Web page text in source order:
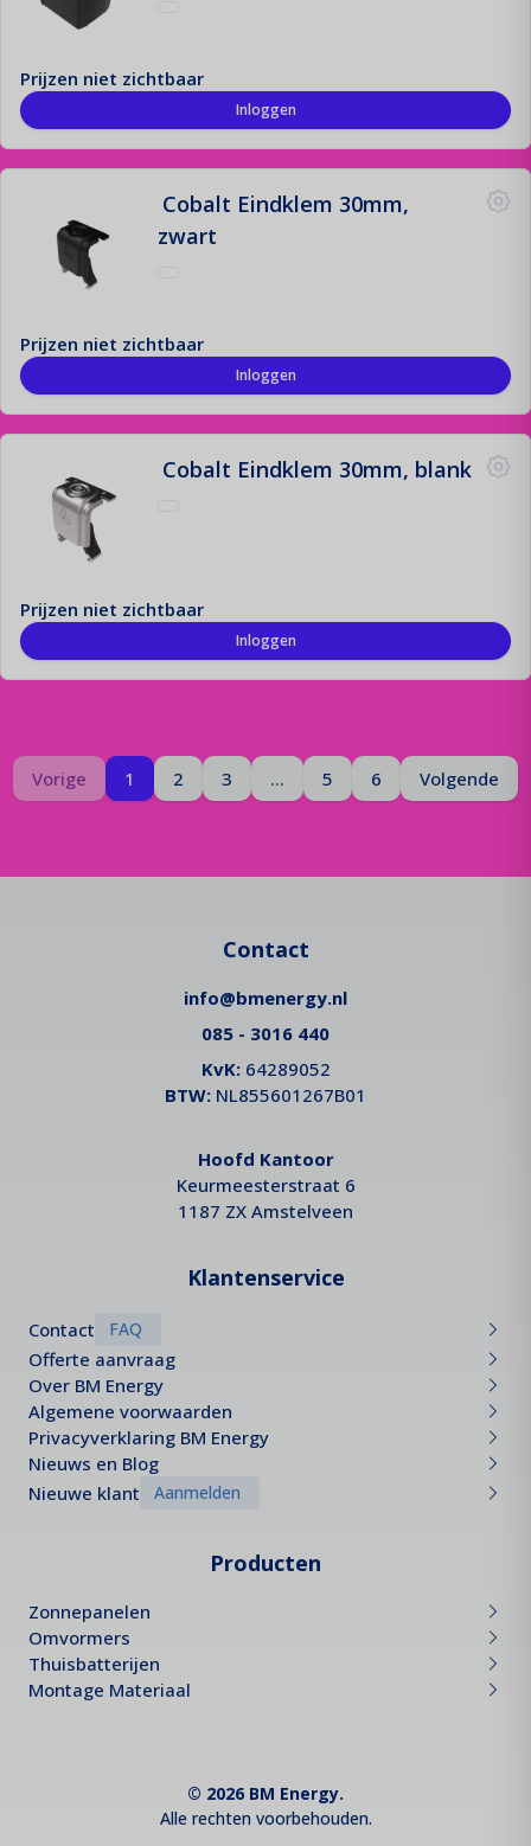
Prijzen niet zichtbaar
Inloggen
Cobalt Eindklem 30mm,
zwart
Prijzen niet zichtbaar
Inloggen
Cobalt Eindklem 30mm, blank
Prijzen niet zichtbaar
Inloggen
Vorige
Pagina Je bent op pagina
1 2 3 ... 5 6 Volgende
Pagina
Contact
info@bmenergy.nl
085 - 3016 440
KvK:64289052
BTW: NL855601267B01
Hoofd Kantoor
Keurmeesterstraat 6
1187 ZX Amstelveen
Klantenservice
Contact FAQ
Offerte aanvraag
Over BM Energy
Algemene voorwaarden
Privacyverklaring BM Energy
Nieuws en Blog
Nieuwe klant
Aanmelden
Producten
Zonnepanelen
Omvormers
Thuisbatterijen
Montage Materiaal
© 2026 BM Energy.
Alle rechten voorbehouden.